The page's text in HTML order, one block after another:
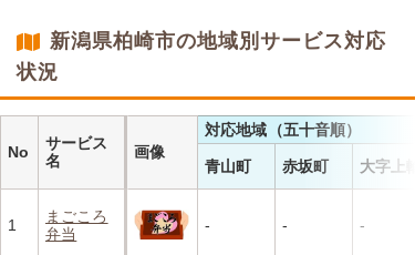
・日替わりの献立
らご利用可能
減を実現！温める
新潟県柏崎市の地域別サービス対応
状況
No
サービス
名
画像
対応地域（五十音順）
青山町 赤坂町 大字上輪
1
まごころ
弁当
- - -